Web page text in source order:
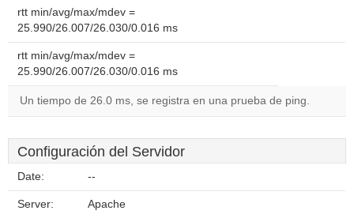
rtt min/avg/max/mdev =
25.990/26.007/26.030/0.016 ms
rtt min/avg/max/mdev =
25.990/26.007/26.030/0.016 ms
Un tiempo de 26.0 ms, se registra en una prueba de ping.
Configuración del Servidor
Date: --
Server: Apache